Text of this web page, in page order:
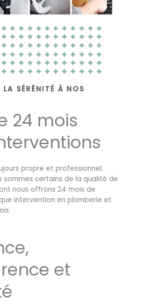
SÉRÉNITÉ À NOS
24 mois
propre et professionnel,
sommes certains de la qualité de
nous offrons 24 mois de
intervention en plomberie et
et